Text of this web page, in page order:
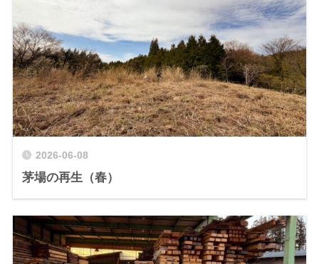
2026-06-08
茅場の再生（春）